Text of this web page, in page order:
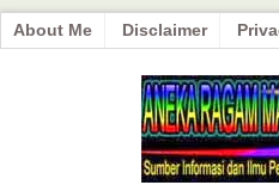
About Me Disclaimer